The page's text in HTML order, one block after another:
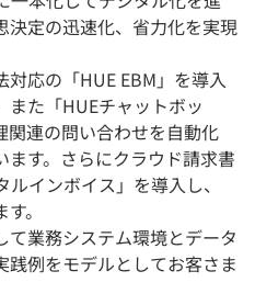
決定の迅速化、省力化を実現
応の「HUE EBM」を導入
また「HUEチャットボッ
関連の問い合わせを自動化
ます。さらにクラウド請求書
インボイス」を導入し、
。
て業務システム環境とデータ
例をモデルとしてお客さま